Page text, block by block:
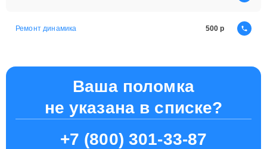
Ремонт динамика 500
Ваша поломка
не указана в списке?
+7 (800) 301-33-87